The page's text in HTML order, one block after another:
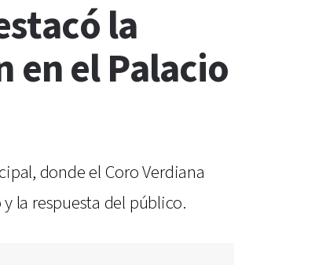
la
en el Palacio
donde el Coro Verdiana
la respuesta del público.